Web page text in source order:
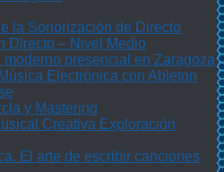
la Sonorización de Directo
Directo – Nivel Medio
presencial en Zaragoza
Electrónica con Ableton
y Mastering
Creativa Exploración
El arte de escribir canciones